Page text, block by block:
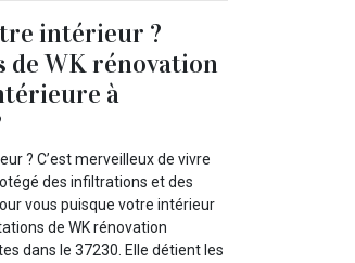
intérieur ?
de WK rénovation
à
? C’est merveilleux de vivre
des infiltrations et des
vous puisque votre intérieur
de WK rénovation
dans le 37230. Elle détient les